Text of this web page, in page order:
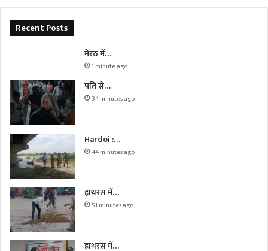
Recent Posts
मेरठ में…
1 minute ago
पति से…
34 minutes ago
Hardoi :…
44 minutes ago
हाथरस में…
51 minutes ago
हाथरस में…